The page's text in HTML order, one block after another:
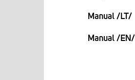
Manual /LT/
Manual /EN/